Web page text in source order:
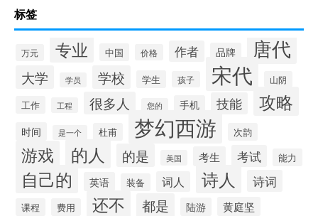
标签
万元 专业 中国 价格 作者 品牌 唐代
大学 学员 学校 学生 孩子 宋代 山阴
工作 工程 很多人 您的 手机 技能 攻略
时间 是一个 杜甫 梦幻西游 次韵
游戏 的人 的是 美国 考生 考试 能力
自己的 英语 装备 词人 诗人 诗词
课程 费用 还不 都是 陆游 黄庭坚